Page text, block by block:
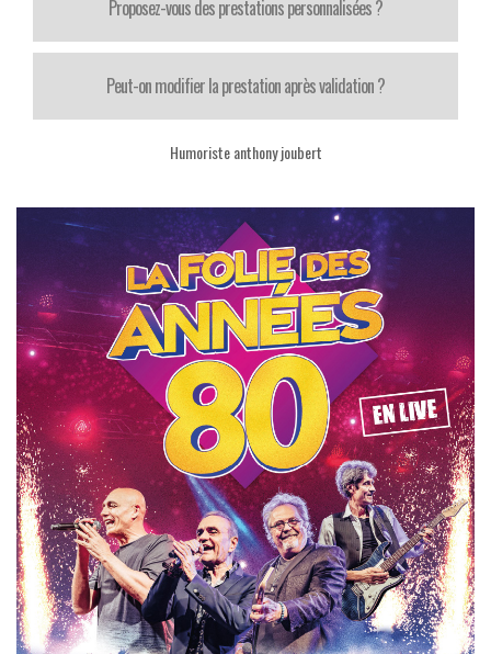
Proposez-vous des prestations personnalisées ?
Peut-on modifier la prestation après validation ?
Humoriste anthony joubert